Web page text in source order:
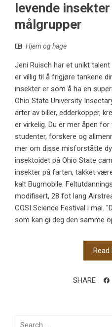
levende
målgrupper
Hjem og hage
Jeni Ruisch har et unikt
er villig til å frigjøre tankene
insekter er som å ha en
Ohio State University
arter av biller, edderkopper,
er virkelig. Du er mer åpen
studenter, forskere og
mer om disse misforståtte
insektoidet på Ohio State
insekter på farten, takket
kalt Bugmobile.
modifisert, 28 fot lang
COSI Science Festival i mai.
som kan gi deg den samme
Read
SHARE
Search